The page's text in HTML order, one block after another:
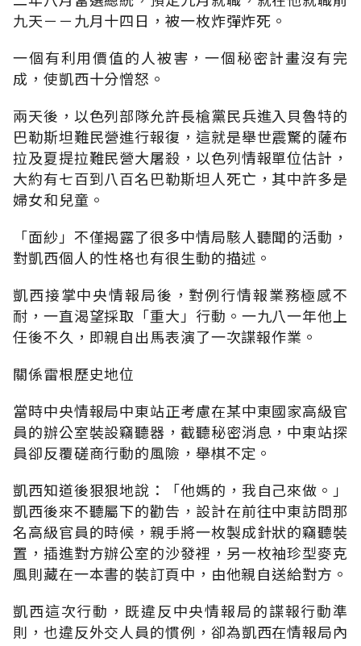
九天－－九月十四日，被一枚炸彈炸死。
一個有利用價值的人被害，一個秘密計畫沒有完
成，使凱西十分憎怒。
兩天後，以色列部隊允許長槍黨民兵進入貝魯特的
巴勒斯坦難民營進行報復，這就是舉世震驚的薩布
拉及夏提拉難民營大屠殺，以色列情報單位估計，
大約有七百到八百名巴勒斯坦人死亡，其中許多是
婦女和兒童。
「面紗」不僅揭露了很多中情局駭人聽聞的活動，
對凱西個人的性格也有很生動的描述。
凱西接掌中央情報局後，對例行情報業務極感不
耐，一直渴望採取「重大」行動。一九八一年他上
任後不久，即親自出馬表演了一次諜報作業。
關係雷根歷史地位
當時中央情報局中東站正考慮在某中東國家高級官
員的辦公室裝設竊聽器，截聽秘密消息，中東站探
員卻反覆磋商行動的風險，舉棋不定。
凱西知道後狠狠地說：「他媽的，我自己來做。」
凱西後來不聽屬下的勸告，設計在前往中東訪問那
名高級官員的時候，親手將一枚製成針狀的竊聽裝
置，插進對方辦公室的沙發裡，另一枚袖珍型麥克
風則藏在一本書的裝訂頁中，由他親自送給對方。
凱西這次行動，既違反中央情報局的諜報行動準
則，也違反外交人員的慣例，卻為凱西在情報局內